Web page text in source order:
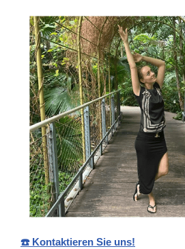
☎️ Kontaktieren Sie uns!